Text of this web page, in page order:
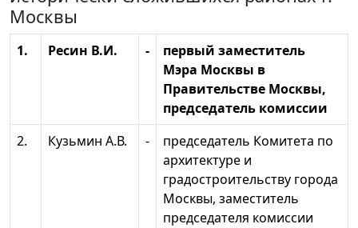
Москвы
1. Ресин В.И. -
первый заместитель
Мэра Москвы в
Правительстве Москвы,
председатель комиссии
2.
Кузьмин А.В. -
председатель Комитета по
архитектуре и
градостроительству города
Москвы, заместитель
председателя комиссии